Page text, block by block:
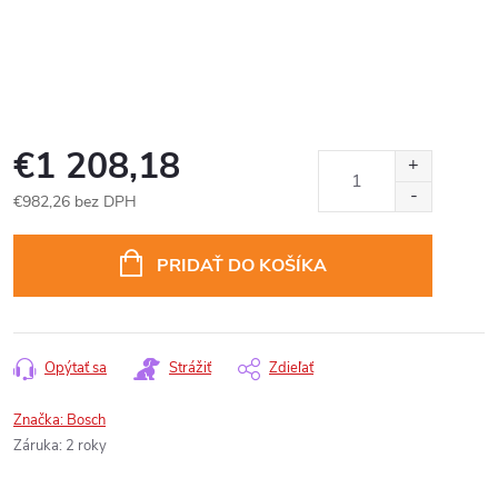
€1 208,18
€982,26 bez DPH
PRIDAŤ DO KOŠÍKA
Opýtať sa Strážiť Zdieľať
Značka: Bosch
Záruka: 2 roky